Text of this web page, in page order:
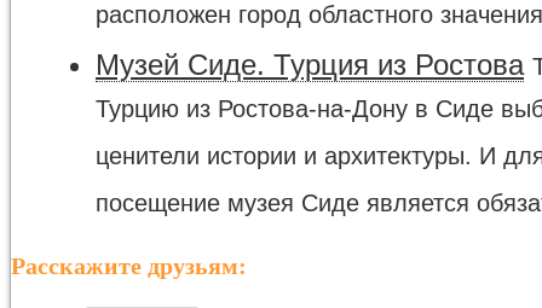
расположен город областного
Музей Сиде. Турция из Ростова
Турцию из Ростова-на-Дону в Сиде
ценители истории и архитектуры. И
посещение музея Сиде является
Расскажите друзьям: